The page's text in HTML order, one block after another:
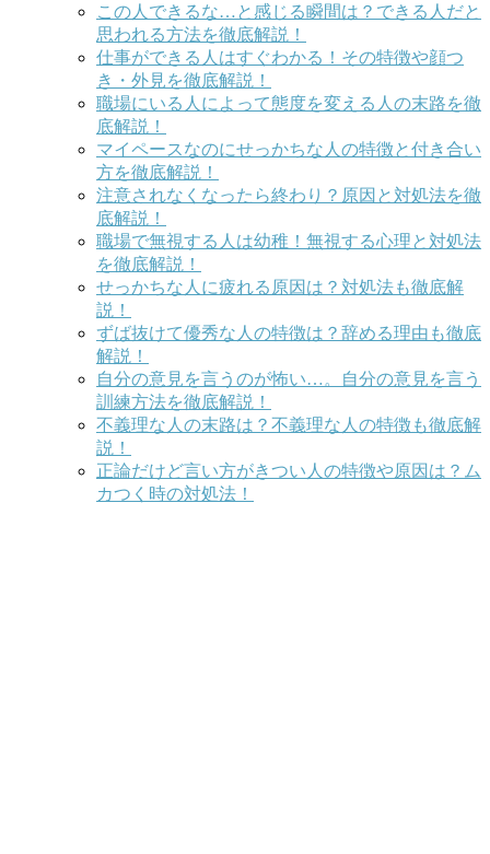
この人できるな…と感じる瞬間は？できる人だと
思われる方法を徹底解説！
仕事ができる人はすぐわかる！その特徴や顔つ
き・外見を徹底解説！
職場にいる人によって態度を変える人の末路を徹
底解説！
マイペースなのにせっかちな人の特徴と付き合い
方を徹底解説！
注意されなくなったら終わり？原因と対処法を徹
底解説！
職場で無視する人は幼稚！無視する心理と対処法
を徹底解説！
せっかちな人に疲れる原因は？対処法も徹底解
説！
ずば抜けて優秀な人の特徴は？辞める理由も徹底
解説！
自分の意見を言うのが怖い…。自分の意見を言う
訓練方法を徹底解説！
不義理な人の末路は？不義理な人の特徴も徹底解
説！
正論だけど言い方がきつい人の特徴や原因は？ム
カつく時の対処法！